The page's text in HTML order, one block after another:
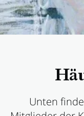
Unten